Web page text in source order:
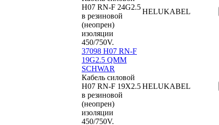
H07 RN-F 24G2.5
в резиновой
(неопрен)
изоляции
450/750V.
HELUKABEL
37098 H07 RN-F
19G2.5 QMM
SCHWAR
Кабель силовой
H07 RN-F 19X2.5
в резиновой
(неопрен)
изоляции
450/750V.
HELUKABEL